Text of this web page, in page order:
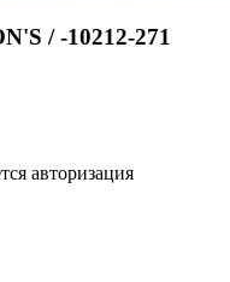
/ -10212-271
авторизация